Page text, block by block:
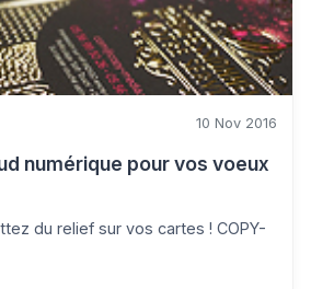
10 Nov 2016
numérique pour vos voeux
du relief sur vos cartes ! COPY-